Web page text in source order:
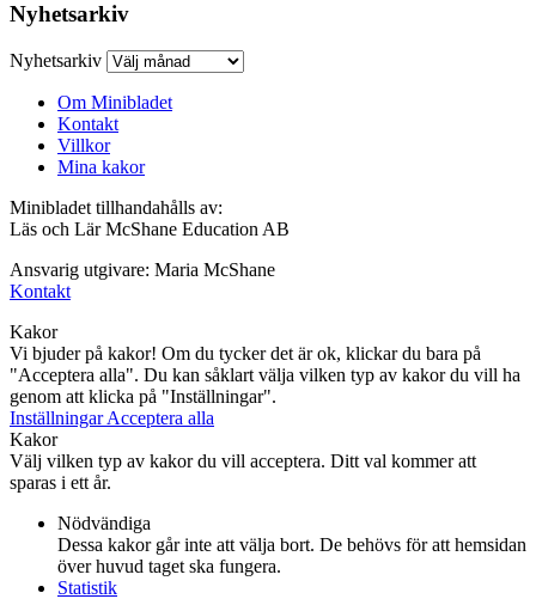
Nyhetsarkiv
Nyhetsarkiv
Om Minibladet
Kontakt
Villkor
Mina kakor
Minibladet tillhandahålls av:
Läs och Lär McShane Education AB
Ansvarig utgivare: Maria McShane
Kontakt
Kakor
Vi bjuder på kakor! Om du tycker det är ok, klickar du bara på
"Acceptera alla". Du kan såklart välja vilken typ av kakor du vill ha
genom att klicka på "Inställningar".
InställningarAcceptera alla
Kakor
Välj vilken typ av kakor du vill acceptera. Ditt val kommer att
sparas i ett år.
Nödvändiga
Dessa kakor går inte att välja bort. De behövs för att hemsidan
över huvud taget ska fungera.
Statistik